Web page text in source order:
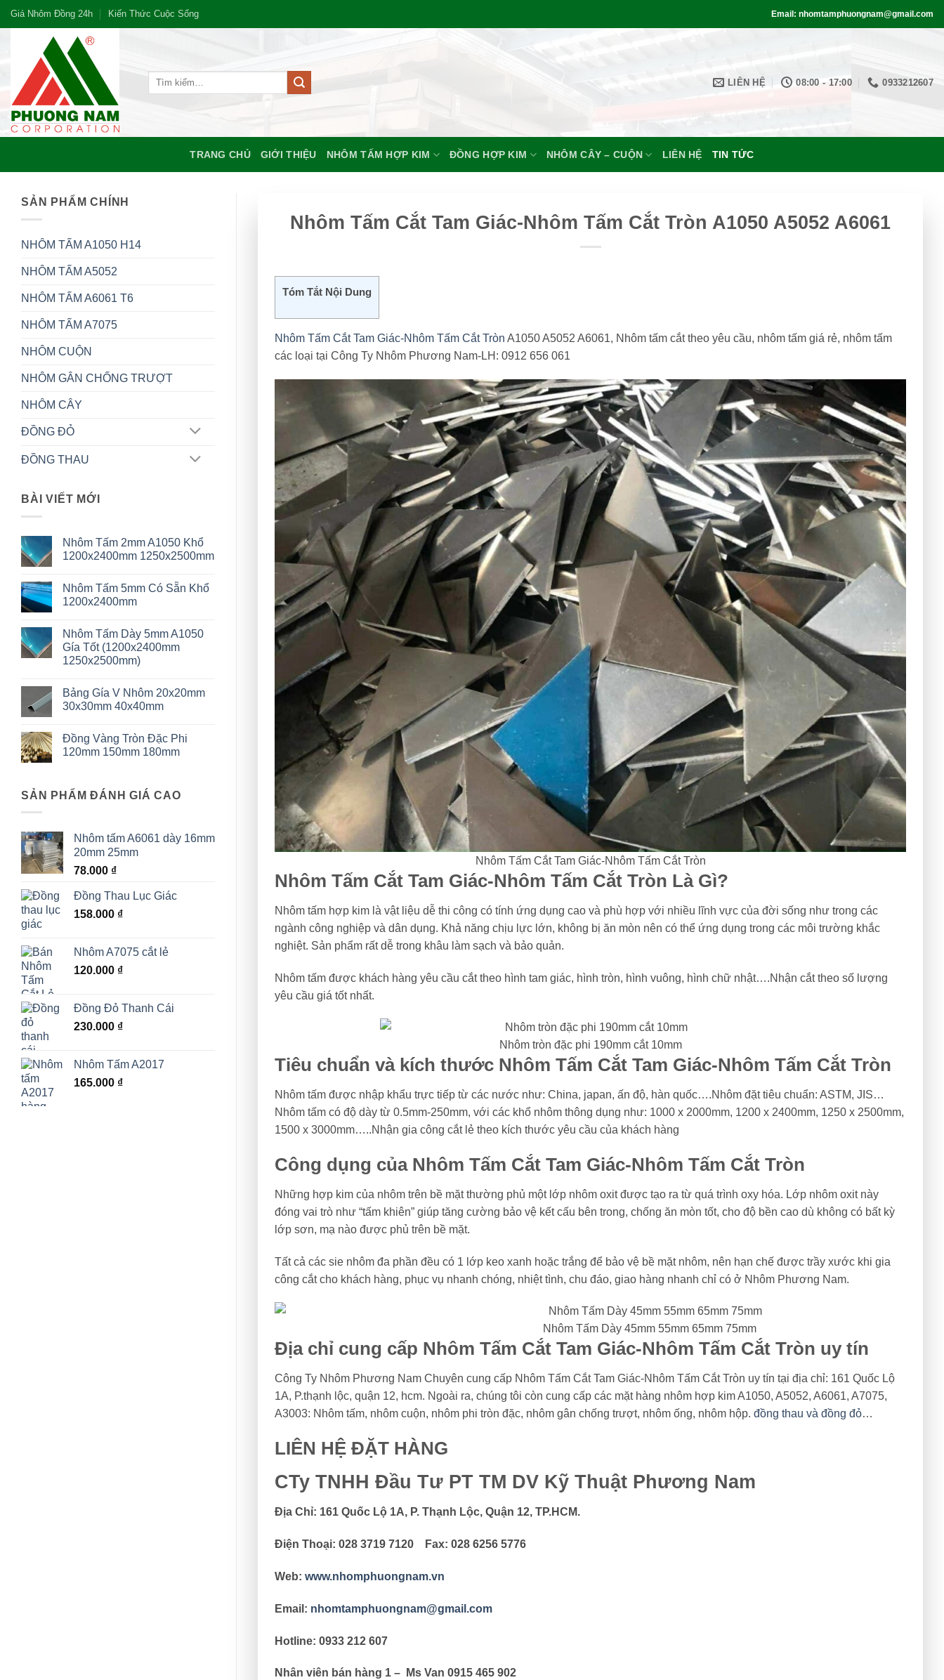
Bỏ
qua
Giá Nhôm Đồng 24h Kiến Thức Cuộc Sống Email: nhomtamphuongnam@gmail.com
Tìm
LIÊN HỆ 08:00 - 17:00 0933212607
TRANG CHỦ GIỚI THIỆU NHÔM TẤM HỢP KIM ĐỒNG HỢP KIM NHÔM CÂY – CUỘN LIÊN HỆ TIN TỨC
SẢN PHẨM CHÍNH
NHÔM TẤM A1050 H14
NHÔM TẤM A5052
NHÔM TẤM A6061 T6
NHÔM TẤM A7075
NHÔM CUỘN
NHÔM GÂN CHỐNG TRƯỢT
NHÔM CÂY
ĐỒNG ĐỎ
ĐỒNG THAU
BÀI VIẾT MỚI
Nhôm Tấm 2mm A1050 Khổ
1200x2400mm 1250x2500mm
bình
luận
ở
2mm
A1050
Khổ
1200x2400mm
Nhôm Tấm 5mm Có Sẵn Khổ
1200x2400mm
bình
luận
ở
Nhôm
Có
Sẵn
Khổ
Nhôm Tấm Dày 5mm A1050
Gía Tốt (1200x2400mm
1250x2500mm)
bình
luận
ở
Dày
5mm
A1050
1250x2500mm)
Bảng Gía V Nhôm 20x20mm
30x30mm 40x40mm
bình
luận
ở
Nhôm
20x20mm
Đồng Vàng Tròn Đặc Phi
120mm 150mm 180mm
luận
ở
Đặc
Phi
120mm
150mm
180mm
SẢN PHẨM ĐÁNH GIÁ CAO
Nhôm tấm A6061 dày 16mm
20mm 25mm
78.000 ₫
Đồng Thau Lục Giác
158.000 ₫
Nhôm A7075 cắt lẻ
120.000 ₫
Đồng Đỏ Thanh Cái
230.000 ₫
Nhôm Tấm A2017
165.000 ₫
Nhôm Tấm Cắt Tam Giác-Nhôm Tấm Cắt Tròn A1050 A5052 A6061
Tóm Tắt Nội Dung
Nhôm Tấm Cắt Tam Giác-Nhôm Tấm Cắt Tròn A1050 A5052 A6061, Nhôm tấm cắt theo yêu cầu, nhôm tấm giá rẻ, nhôm tấm
các loại tại Công Ty Nhôm Phương Nam-LH: 0912 656 061
Nhôm Tấm Cắt Tam Giác-Nhôm Tấm Cắt Tròn
Nhôm Tấm Cắt Tam Giác-Nhôm Tấm Cắt Tròn Là Gì?
Nhôm tấm hợp kim là vật liệu dễ thi công có tính ứng dụng cao và phù hợp với nhiều lĩnh vực của đời sống như trong các
ngành công nghiệp và dân dụng. Khả năng chịu lực lớn, không bị ăn mòn nên có thể ứng dụng trong các môi trường khắc
nghiệt. Sản phẩm rất dễ trong khâu làm sạch và bảo quản.
Nhôm tấm được khách hàng yêu cầu cắt theo hình tam giác, hình tròn, hình vuông, hình chữ nhật….Nhận cắt theo số lượng
yêu cầu giá tốt nhất.
Nhôm tròn đặc phi 190mm cắt 10mm
Tiêu chuẩn và kích thước Nhôm Tấm Cắt Tam Giác-Nhôm Tấm Cắt Tròn
Nhôm tấm được nhập khẩu trực tiếp từ các nước như: China, japan, ấn độ, hàn quốc….Nhôm đặt tiêu chuẩn: ASTM, JIS…
Nhôm tấm có độ dày từ 0.5mm-250mm, với các khổ nhôm thông dụng như: 1000 x 2000mm, 1200 x 2400mm, 1250 x 2500mm,
1500 x 3000mm…..Nhận gia công cắt lẻ theo kích thước yêu cầu của khách hàng
Công dụng của Nhôm Tấm Cắt Tam Giác-Nhôm Tấm Cắt Tròn
Những hợp kim của nhôm trên bề mặt thường phủ một lớp nhôm oxit được tạo ra từ quá trình oxy hóa. Lớp nhôm oxit này
đóng vai trò như “tấm khiên” giúp tăng cường bảo vệ kết cấu bên trong, chống ăn mòn tốt, cho độ bền cao dù không có bất kỳ
lớp sơn, mạ nào được phủ trên bề mặt.
Tất cả các sie nhôm đa phần đều có 1 lớp keo xanh hoặc trắng để bảo vệ bề mặt nhôm, nên hạn chế được trầy xước khi gia
công cắt cho khách hàng, phục vụ nhanh chóng, nhiệt tình, chu đáo, giao hàng nhanh chỉ có ở Nhôm Phương Nam.
Nhôm Tấm Dày 45mm 55mm 65mm 75mm
Địa chỉ cung cấp Nhôm Tấm Cắt Tam Giác-Nhôm Tấm Cắt Tròn uy tín
Công Ty Nhôm Phương Nam Chuyên cung cấp Nhôm Tấm Cắt Tam Giác-Nhôm Tấm Cắt Tròn uy tín tại địa chỉ: 161 Quốc Lộ
1A, P.thạnh lộc, quận 12, hcm. Ngoài ra, chúng tôi còn cung cấp các mặt hàng nhôm hợp kim A1050, A5052, A6061, A7075,
A3003: Nhôm tấm, nhôm cuộn, nhôm phi tròn đặc, nhôm gân chống trượt, nhôm ống, nhôm hộp. đồng thau và đồng đỏ…
LIÊN HỆ ĐẶT HÀNG
CTy TNHH Đầu Tư PT TM DV Kỹ Thuật Phương Nam
Địa Chỉ: 161 Quốc Lộ 1A, P. Thạnh Lộc, Quận 12, TP.HCM.
Điện Thoại: 028 3719 7120 Fax: 028 6256 5776
Web: www.nhomphuongnam.vn
Email: nhomtamphuongnam@gmail.com
Hotline: 0933 212 607
Nhân viên bán hàng 1 – Ms Van 0915 465 902